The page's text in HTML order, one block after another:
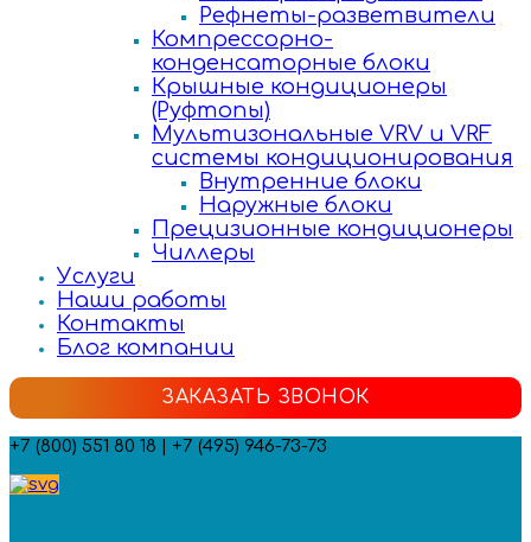
Рефнеты-разветвители
Компрессорно-
конденсаторные блоки
Крышные кондиционеры
(Руфтопы)
Мультизональные VRV и VRF
системы кондиционирования
Внутренние блоки
Наружные блоки
Прецизионные кондиционеры
Чиллеры
Услуги
Наши работы
Контакты
Блог компании
ЗАКАЗАТЬ ЗВОНОК
+7 (800) 551 80 18 | +7 (495) 946-73-73